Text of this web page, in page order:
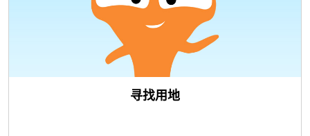
寻找用地